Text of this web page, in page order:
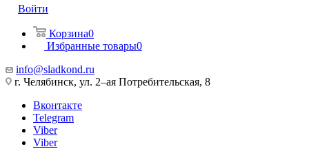
Войти
Корзина0
Избранные товары0
info@sladkond.ru
г. Челябинск, ул. 2–ая Потребительская, 8
Вконтакте
Telegram
Viber
Viber